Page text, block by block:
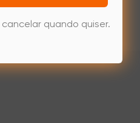
quando quiser.